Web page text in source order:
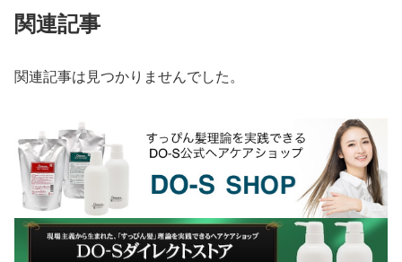
関連記事
関連記事は見つかりませんでした。